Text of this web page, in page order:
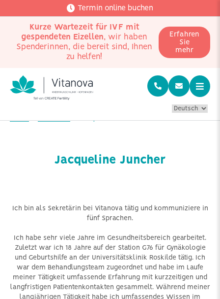
Termin online buchen
Kurze Wartezeit für IVF mit
gespendeten Eizellen, wir haben
Spenderinnen, die bereit sind, Ihnen
zu helfen!
Erfahren
Sie
mehr
Home Mitarbeiter Jacqueline Juncher
Jacqueline Juncher
Ich bin als Sekretärin bei Vitanova tätig und kommuniziere in
fünf Sprachen.
Ich habe sehr viele Jahre im Gesundheitsbereich gearbeitet.
Zuletzt war ich 18 Jahre auf der Station G76 für Gynäkologie
und Geburtshilfe an der Universitätsklinik Roskilde tätig. Ich
war dem Behandlungsteam zugeordnet und habe im Laufe
meiner Tätigkeit umfassende Erfahrung mit kurzzeitigen und
langfristigen Patientenkontakten gesammelt. Während meiner
langjährigen Tätigkeit habe ich umfassendes Wissen im